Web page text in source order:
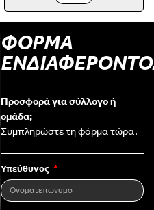
ΦΟΡΜΑ
Προσφορά για σύλλογο ή
ομάδα;
Συμπληρώστε τη φόρμα τώρα.
Υπεύθυνος